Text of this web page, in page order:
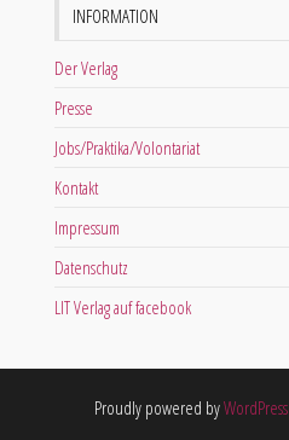
INFORMATION
Der Verlag
Presse
Jobs/Praktika/Volontariat
Kontakt
Impressum
Datenschutz
LIT Verlag auf facebook
Proudly powered byWordPress